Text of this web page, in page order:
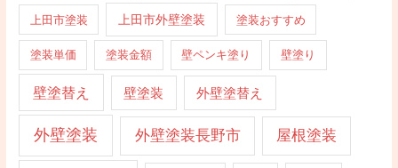
上田市塗装 上田市外壁塗装 塗装おすすめ
塗装単価 塗装金額 壁ペンキ塗り 壁塗り
壁塗替え 壁塗装 外壁塗替え
外壁塗装 外壁塗装長野市 屋根塗装